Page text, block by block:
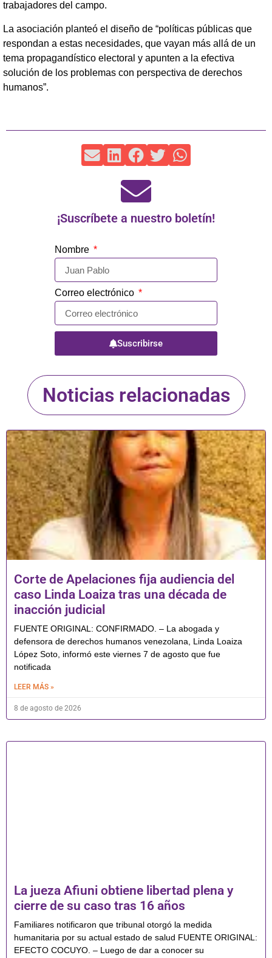
trabajadores del campo.
La asociación planteó el diseño de “políticas públicas que
respondan a estas necesidades, que vayan más allá de un
tema propagandístico electoral y apunten a la efectiva
solución de los problemas con perspectiva de derechos
humanos”.
¡Suscríbete a nuestro boletín!
Nombre
Correo electrónico
Suscribirse
Noticias relacionadas
Corte de Apelaciones fija audiencia del
caso Linda Loaiza tras una década de
inacción judicial
FUENTE ORIGINAL: CONFIRMADO. – La abogada y
defensora de derechos humanos venezolana, Linda Loaiza
López Soto, informó este viernes 7 de agosto que fue
notificada
LEER MÁS »
8 de agosto de 2026
La jueza Afiuni obtiene libertad plena y
cierre de su caso tras 16 años
Familiares notificaron que tribunal otorgó la medida
humanitaria por su actual estado de salud FUENTE ORIGINAL:
EFECTO COCUYO. – Luego de dar a conocer su